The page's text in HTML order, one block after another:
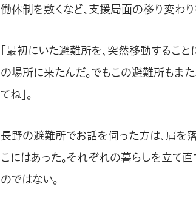
働体制を敷くなど、支援局面の移り変わり
「最初にいた避難所を、突然移動すること
の場所に来たんだ。でもこの避難所もま
てね」。
長野の避難所でお話を伺った方は、肩を
こにはあった。それぞれの暮らしを立て
のではない。